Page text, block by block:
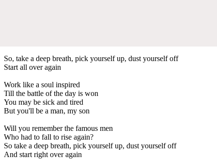
So, take a deep breath, pick yourself up, dust yourself off
Start all over again
Work like a soul inspired
Till the battle of the day is won
You may be sick and tired
But you'll be a man, my son
Will you remember the famous men
Who had to fall to rise again?
So take a deep breath, pick yourself up, dust yourself off
And start right over again